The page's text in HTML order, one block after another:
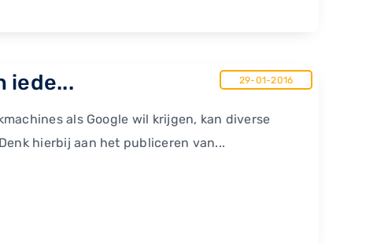
iede... 29-01-2016
als Google wil krijgen, kan diverse
hierbij aan het publiceren van...